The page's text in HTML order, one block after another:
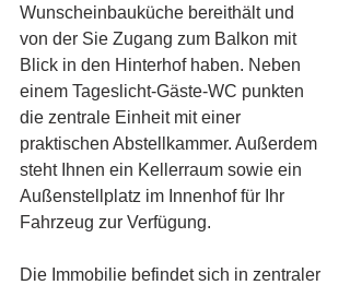
Wunscheinbauküche bereithält und
von der Sie Zugang zum Balkon mit
Blick in den Hinterhof haben. Neben
einem Tageslicht-Gäste-WC punkten
die zentrale Einheit mit einer
praktischen Abstellkammer. Außerdem
steht Ihnen ein Kellerraum sowie ein
Außenstellplatz im Innenhof für Ihr
Fahrzeug zur Verfügung.
Die Immobilie befindet sich in zentraler